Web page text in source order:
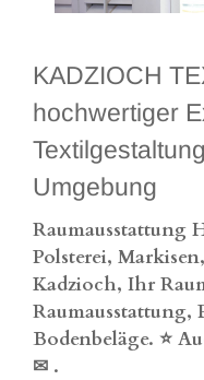
KADZIOCH
hochwertiger
Umgebung
Raumausstattung
Polsterei,
Kadzioch, Ihr
Raumausstattung,
Bodenbeläge. ⭐
✉ .